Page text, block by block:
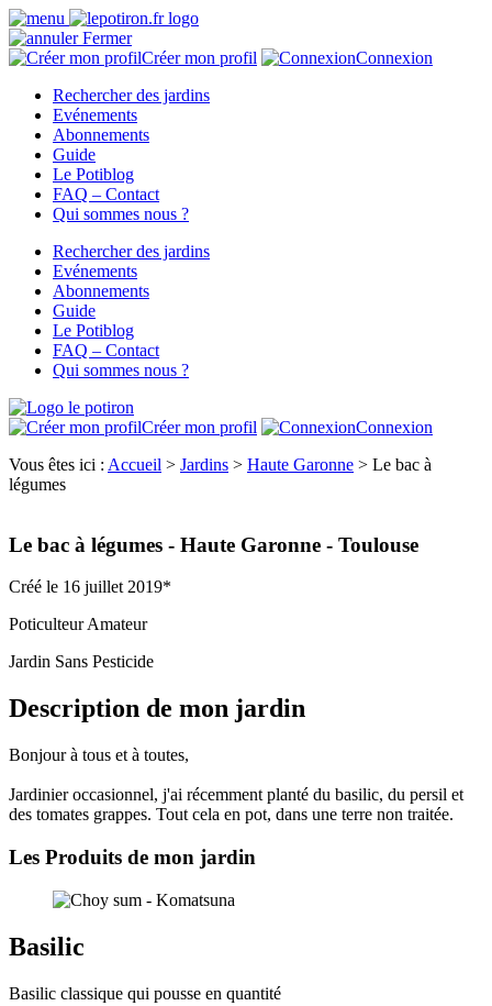
Fermer
Créer mon profil
Connexion
Rechercher des jardins
Evénements
Abonnements
Guide
Le Potiblog
FAQ – Contact
Qui sommes nous ?
Rechercher des jardins
Evénements
Abonnements
Guide
Le Potiblog
FAQ – Contact
Qui sommes nous ?
Créer mon profil
Connexion
Vous êtes ici : Accueil > Jardins > Haute Garonne > Le bac à
légumes
Le bac à légumes - Haute Garonne - Toulouse
Créé le 16 juillet 2019*
Poticulteur Amateur
Jardin Sans Pesticide
Description de mon jardin
Bonjour à tous et à toutes,
Jardinier occasionnel, j'ai récemment planté du basilic, du persil et
des tomates grappes. Tout cela en pot, dans une terre non traitée.
Les Produits de mon jardin
Basilic
Basilic classique qui pousse en quantité